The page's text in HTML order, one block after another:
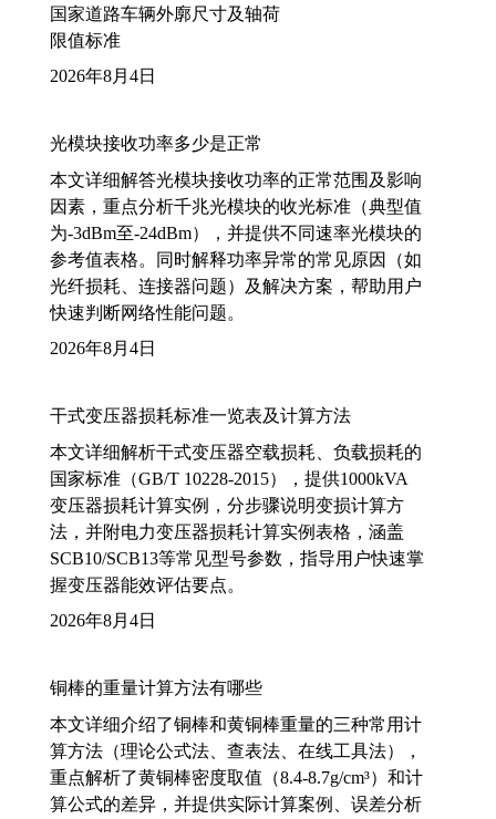
国家道路车辆外廓尺寸及轴荷
限值标准
2026年8月4日
光模块接收功率多少是正常
本文详细解答光模块接收功率的正常范围及影响
因素，重点分析千兆光模块的收光标准（典型值
为-3dBm至-24dBm），并提供不同速率光模块的
参考值表格。同时解释功率异常的常见原因（如
光纤损耗、连接器问题）及解决方案，帮助用户
快速判断网络性能问题。
2026年8月4日
干式变压器损耗标准一览表及计算方法
本文详细解析干式变压器空载损耗、负载损耗的
国家标准（GB/T 10228-2015），提供1000kVA
变压器损耗计算实例，分步骤说明变损计算方
法，并附电力变压器损耗计算实例表格，涵盖
SCB10/SCB13等常见型号参数，指导用户快速掌
握变压器能效评估要点。
2026年8月4日
铜棒的重量计算方法有哪些
本文详细介绍了铜棒和黄铜棒重量的三种常用计
算方法（理论公式法、查表法、在线工具法），
重点解析了黄铜棒密度取值（8.4-8.7g/cm³）和计
算公式的差异，并提供实际计算案例、误差分析